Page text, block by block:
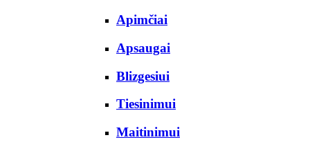
Apimčiai
Apsaugai
Blizgesiui
Tiesinimui
Maitinimui